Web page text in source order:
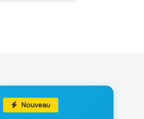
Nouveau